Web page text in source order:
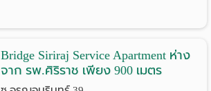
Bridge Siriraj Service Apartment ห่าง
จาก รพ.ศิริราช เพียง 900 เมตร